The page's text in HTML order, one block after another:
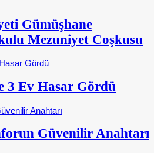
Gümüşhane
Mezuniyet Coşkusu
3 Ev Hasar Gördü
Güvenilir Anahtarı